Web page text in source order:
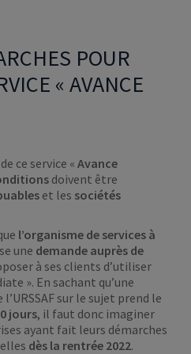
POUR
« AVANCE
ce service « Avance
doivent être
et les sociétés
l’organisme de services à
une demande auprès de
à ses clients d’utiliser
». En sachant qu’une
sur le sujet prend le
jours, il faut donc imaginer
ayant fait leurs démarches
dès la rentrée 2022.